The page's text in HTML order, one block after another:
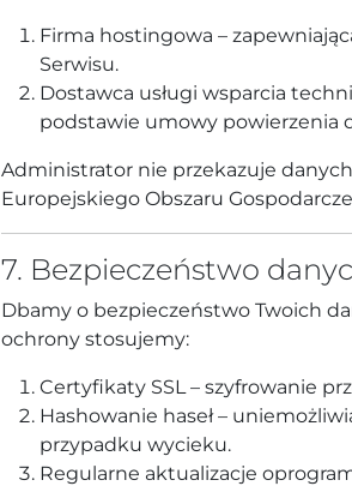
Firma hostingowa –
Serwisu.
Dostawca usługi wsparcia
podstawie umowy powierzenia
Administrator nie przekazuje
Europejskiego Obszaru
7. Bezpieczeństwo
Dbamy o bezpieczeństwo Twoich
ochrony stosujemy:
Certyfikaty SSL – szyfrowanie
Hashowanie haseł –
przypadku wycieku.
Regularne aktualizacje